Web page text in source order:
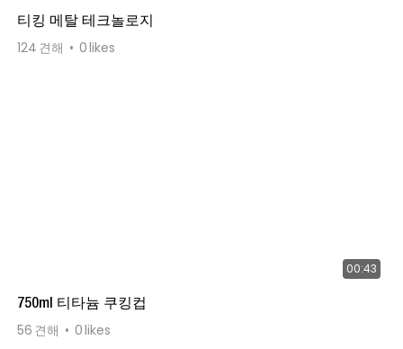
티킹 메탈 테크놀로지
124 견해 0likes
00:43
750ml 티타늄 쿠킹컵
56 견해 0likes